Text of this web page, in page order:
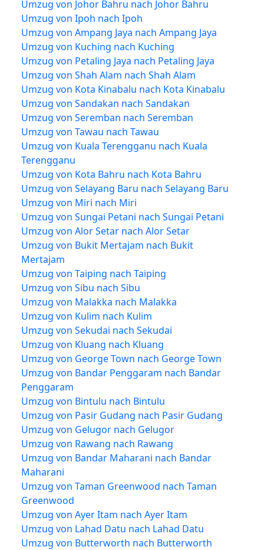
Umzug von Johor Bahru nach Johor Bahru
Umzug von Ipoh nach Ipoh
Umzug von Ampang Jaya nach Ampang Jaya
Umzug von Kuching nach Kuching
Umzug von Petaling Jaya nach Petaling Jaya
Umzug von Shah Alam nach Shah Alam
Umzug von Kota Kinabalu nach Kota Kinabalu
Umzug von Sandakan nach Sandakan
Umzug von Seremban nach Seremban
Umzug von Tawau nach Tawau
Umzug von Kuala Terengganu nach Kuala
Terengganu
Umzug von Kota Bahru nach Kota Bahru
Umzug von Selayang Baru nach Selayang Baru
Umzug von Miri nach Miri
Umzug von Sungai Petani nach Sungai Petani
Umzug von Alor Setar nach Alor Setar
Umzug von Bukit Mertajam nach Bukit
Mertajam
Umzug von Taiping nach Taiping
Umzug von Sibu nach Sibu
Umzug von Malakka nach Malakka
Umzug von Kulim nach Kulim
Umzug von Sekudai nach Sekudai
Umzug von Kluang nach Kluang
Umzug von George Town nach George Town
Umzug von Bandar Penggaram nach Bandar
Penggaram
Umzug von Bintulu nach Bintulu
Umzug von Pasir Gudang nach Pasir Gudang
Umzug von Gelugor nach Gelugor
Umzug von Rawang nach Rawang
Umzug von Bandar Maharani nach Bandar
Maharani
Umzug von Taman Greenwood nach Taman
Greenwood
Umzug von Ayer Itam nach Ayer Itam
Umzug von Lahad Datu nach Lahad Datu
Umzug von Butterworth nach Butterworth